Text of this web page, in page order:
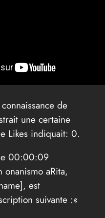
de
une certaine
Likes indiquait: 0.
00:00:09
aRita,
est
suivante :«